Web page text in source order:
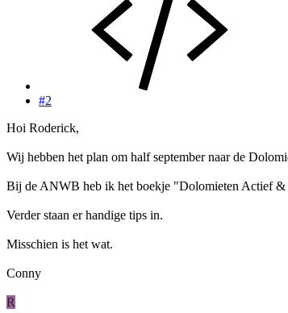
#2
Hoi Roderick,
Wij hebben het plan om half september naar de
Bij de ANWB heb ik het boekje "Dolomieten Actief &
Verder staan er handige tips in.
Misschien is het wat.
Conny
R